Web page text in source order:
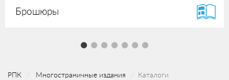
Брошюры
РПК Многостраничные издания Каталоги